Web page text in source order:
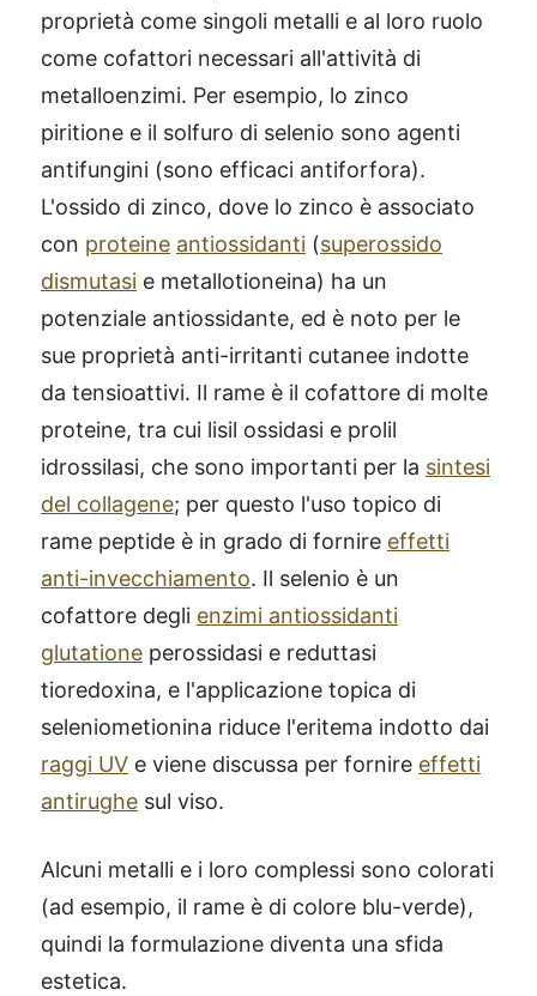
proprietà come singoli metalli e al loro ruolo
come cofattori necessari all'attività di
metalloenzimi. Per esempio, lo zinco
piritione e il solfuro di selenio sono agenti
antifungini (sono efficaci antiforfora).
L'ossido di zinco, dove lo zinco è associato
con proteine antiossidanti (superossido
dismutasi e metallotioneina) ha un
potenziale antiossidante, ed è noto per le
sue proprietà anti-irritanti cutanee indotte
da tensioattivi. Il rame è il cofattore di molte
proteine, tra cui lisil ossidasi e prolil
idrossilasi, che sono importanti per la sintesi
del collagene; per questo l'uso topico di
rame peptide è in grado di fornire effetti
anti-invecchiamento. Il selenio è un
cofattore degli enzimi antiossidanti
glutatione perossidasi e reduttasi
tioredoxina, e l'applicazione topica di
seleniometionina riduce l'eritema indotto dai
raggi UV e viene discussa per fornire effetti
antirughe sul viso.
Alcuni metalli e i loro complessi sono colorati
(ad esempio, il rame è di colore blu-verde),
quindi la formulazione diventa una sfida
estetica.